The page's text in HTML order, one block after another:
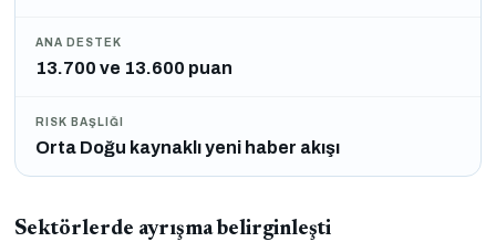
ANA DESTEK
13.700 ve 13.600 puan
RISK BAŞLIĞI
Orta Doğu kaynaklı yeni haber akışı
Sektörlerde ayrışma belirginleşti